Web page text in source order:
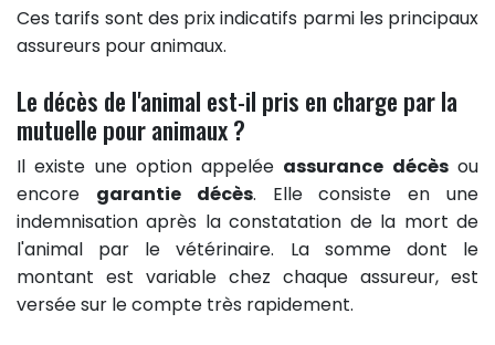
Ces tarifs sont des prix indicatifs parmi les principaux
assureurs pour animaux.
Le décès de l'animal est-il pris en charge par la
mutuelle pour animaux ?
Il existe une option appelée assurance décèsou
encore garantie décès. Elle consiste en une
indemnisation après la constatation de la mort de
l'animal par le vétérinaire. La somme dont le
montant est variable chez chaque assureur, est
versée sur le compte très rapidement.